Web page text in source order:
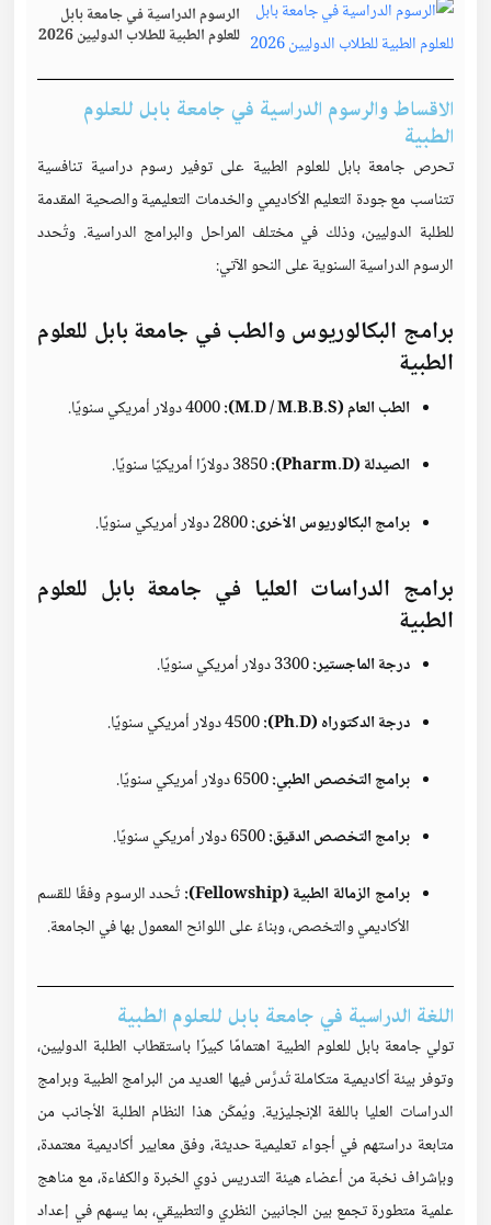
الرسوم الدراسية في جامعة بابل
للعلوم الطبية للطلاب الدوليين 2026
الاقساط والرسوم الدراسية في جامعة بابل للعلوم
الطبية
تحرص جامعة بابل للعلوم الطبية على توفير رسوم دراسية تنافسية
تتناسب مع جودة التعليم الأكاديمي والخدمات التعليمية والصحية المقدمة
للطلبة الدوليين، وذلك في مختلف المراحل والبرامج الدراسية. وتُحدد
الرسوم الدراسية السنوية على النحو الآتي:
برامج البكالوريوس والطبفي جامعة بابل للعلوم
الطبية
الطب العام (M.D / M.B.B.S):
الصيدلة (Pharm.D):
برامج البكالوريوس الأخرى:
برامج الدراسات العليا في جامعة بابل للعلوم
الطبية
درجة الماجستير:
درجة الدكتوراه (Ph.D):
برامج التخصص الطبي:
برامج التخصص الدقيق:
برامج الزمالة الطبية (Fellowship):
تُحدد الرسوم وفقًا للقسم
الأكاديمي والتخصص، وبناءً على اللوائح المعمول بها في الجامعة.
اللغة الدراسية في جامعة بابل للعلوم الطبية
تولي جامعة بابل للعلوم الطبية اهتمامًا كبيرًا باستقطاب الطلبة الدوليين،
وتوفر بيئة أكاديمية متكاملة تُدرَّس فيها العديد من البرامج الطبية وبرامج
الدراسات العليا باللغة الإنجليزية. ويُمكّن هذا النظام الطلبة الأجانب من
متابعة دراستهم في أجواء تعليمية حديثة، وفق معايير أكاديمية معتمدة،
وبإشراف نخبة من أعضاء هيئة التدريس ذوي الخبرة والكفاءة، مع مناهج
علمية متطورة تجمع بين الجانبين النظري والتطبيقي، بما يسهم في إعداد